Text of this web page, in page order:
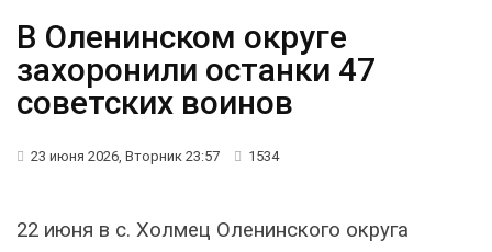
В Оленинском округе
захоронили останки 47
советских воинов
23 июня 2026, Вторник 23:57 1534
22 июня в с. Холмец Оленинского округа